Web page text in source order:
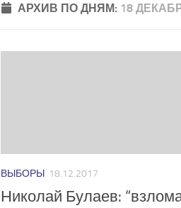
АРХИВ ПО ДНЯМ: 18
ВЫБОРЫ 18.12.2017
Николай Булаев: